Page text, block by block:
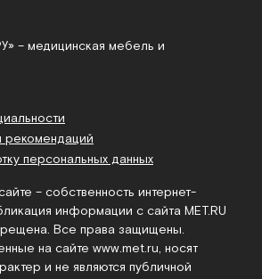
– медицинская мебель и
рекомендаций
персональных данных
– собственность интернет-
информации с сайта MET.RU
Все права защищены.
на сайте www.met.ru , носят
и не являются публичной